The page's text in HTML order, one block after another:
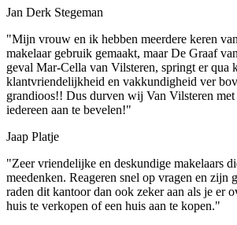
Jan Derk Stegeman
"Mijn vrouw en ik hebben meerdere keren
makelaar gebruik gemaakt, maar De Graaf
geval Mar-Cella van Vilsteren, springt er qua
klantvriendelijkheid en vakkundigheid ver
grandioos!! Dus durven wij Van Vilsteren met
iedereen aan te bevelen!"
Jaap Platje
"Zeer vriendelijke en deskundige makelaars
meedenken. Reageren snel op vragen en zijn
raden dit kantoor dan ook zeker aan als je er
huis te verkopen of een huis aan te kopen."